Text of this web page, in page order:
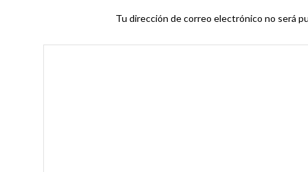
Tu dirección de correo electrónico no será